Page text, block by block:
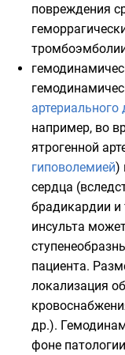
повреждения
артериального
например, во
ятрогенной
гиповолемией)
сердца
брадикардии и
инсульта
пациента.
локализация
др.).
фоне